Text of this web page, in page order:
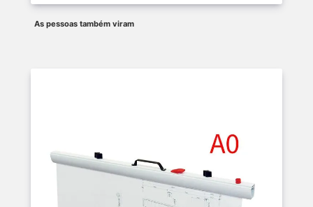
As pessoas também viram